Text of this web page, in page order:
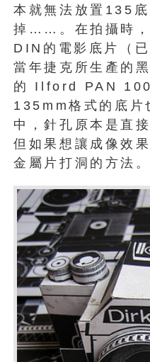
本就無法放置135
掉……。在拍攝時
DIN的電影底片（
當年捷克所生產的
的 Ilford PAN 100
135mm格式的底片
中，針孔原本是直
但如果想讓成像效
金屬片打洞的方法。